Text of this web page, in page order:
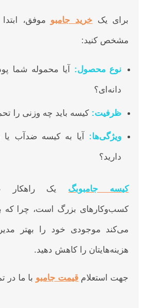
برای یک خرید جامبو موفق،
مشخص کنید:
نوع محصول: آیا محموله شما
دانه‌ای؟
ظرفیت: کیسه باید چه وزنی را
ویژگی‌ها:
دارید؟
کیسه جامبوبگ یک راهکار
کسب‌وکارهای بزرگ است، چرا که
می‌کند موجودی خود را بهتر
هزینه‌هایتان را کاهش دهید.
جهت استعلام قیمت جامبو با ما در